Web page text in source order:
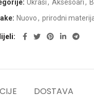
Ukrasi, Aksesoari,
Nuovo, prirodni
DOSTAVA